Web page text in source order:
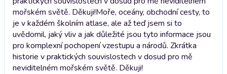
mořském světě. Děkuji!Moře, oceány, obchodní cesty, to
je v každém školním atlase, ale až teď jsem si to
uvědomil, jaký vliv a jak důležité jsou tyto informace jsou
pro komplexní pochopení vzestupu a národů. Zkrátka
historie v praktických souvislostech v dosud pro mě
neviditelném mořském světě. Děkuji!